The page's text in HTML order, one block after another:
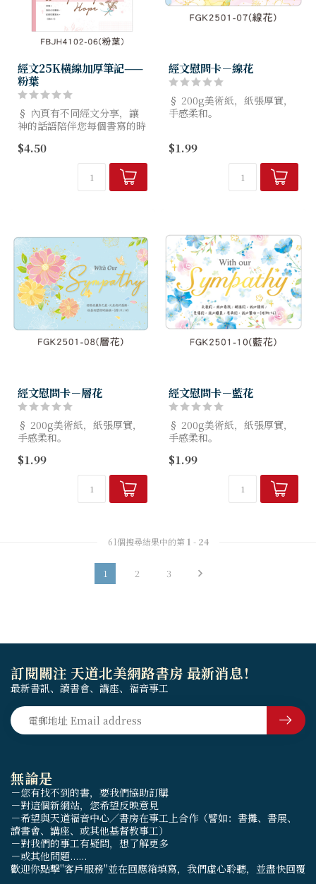
經文25K橫線加厚筆記——
粉葉
§ 內頁有不同經文分享，讓
神的話語陪伴您每個書寫的時
§ 70g日本上質紙，較同磅數
紙張更為厚實。
§ 紙質滑順，適用多樣筆
款，墨水不易暈染，顯色效果
$4.50
經文慰問卡－線花
§ 200g美術紙，紙張厚實，
手感柔和。
球。
§ 規格：25K(約
10.4x15cm)，4種款式...
$1.99
經文慰問卡－層花
§ 200g美術紙，紙張厚實，
手感柔和。
測與FSC環保認證，一起愛地
§ 規格：25K(約
10.4x15cm)，4種款式...
$1.99
經文慰問卡－藍花
§ 200g美術紙，紙張厚實，
手感柔和。
測與FSC環保認證，一起愛地
§ 規格：25K(約
10.4x15cm)，4種款式...
$1.99
61個搜尋結果中的第 1 - 24
1 2 3
無論是
－您有找不到的書，要我們協助訂購
－對這個新網站，您希望反映意見
－希望與天道福音中心／書房在事工上合作（譬如：書攤、書展、
讀書會、講座、或其他基督教事工）
－對我們的事工有疑問，想了解更多
－或其他問題......
歡迎你點擊"客戶服務"並在回應箱填寫，我們虛心聆聽，並盡快回覆
訂閱關注 天道北美網路書房 最新消息！
最新書訊、讀書會、講座、福音事工